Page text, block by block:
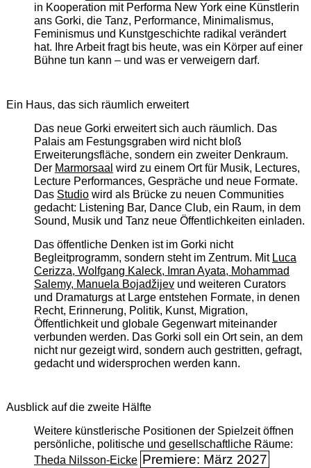
in Kooperation mit Performa New York eine Künstlerin
ans Gorki, die Tanz, Performance, Minimalismus,
Feminismus und Kunstgeschichte radikal verändert
hat. Ihre Arbeit fragt bis heute, was ein Körper auf einer
Bühne tun kann – und was er verweigern darf.
Ein Haus, das sich räumlich erweitert
Das neue Gorki erweitert sich auch räumlich. Das
Palais am Festungsgraben wird nicht bloß
Erweiterungsfläche, sondern ein zweiter Denkraum.
Der Marmorsaal wird zu einem Ort für Musik, Lectures,
Lecture Performances, Gespräche und neue Formate.
Das Studiowird als Brücke zu neuen Communities
gedacht: Listening Bar, Dance Club, ein Raum, in dem
Sound, Musik und Tanz neue Öffentlichkeiten einladen.
Das öffentliche Denken ist im Gorki nicht
Begleitprogramm, sondern steht im Zentrum. Mit Luca
Cerizza, Wolfgang Kaleck, Imran Ayata, Mohammad
Salemy, Manuela Bojadžijevund weiteren Curators
und Dramaturgs at Large entstehen Formate, in denen
Recht, Erinnerung, Politik, Kunst, Migration,
Öffentlichkeit und globale Gegenwart miteinander
verbunden werden. Das Gorki soll ein Ort sein, an dem
nicht nur gezeigt wird, sondern auch gestritten, gefragt,
gedacht und widersprochen werden kann.
Ausblick auf die zweite Hälfte
Weitere künstlerische Positionen der Spielzeit öffnen
persönliche, politische und gesellschaftliche Räume:
Theda Nilsson-Eicke Premiere: März 2027